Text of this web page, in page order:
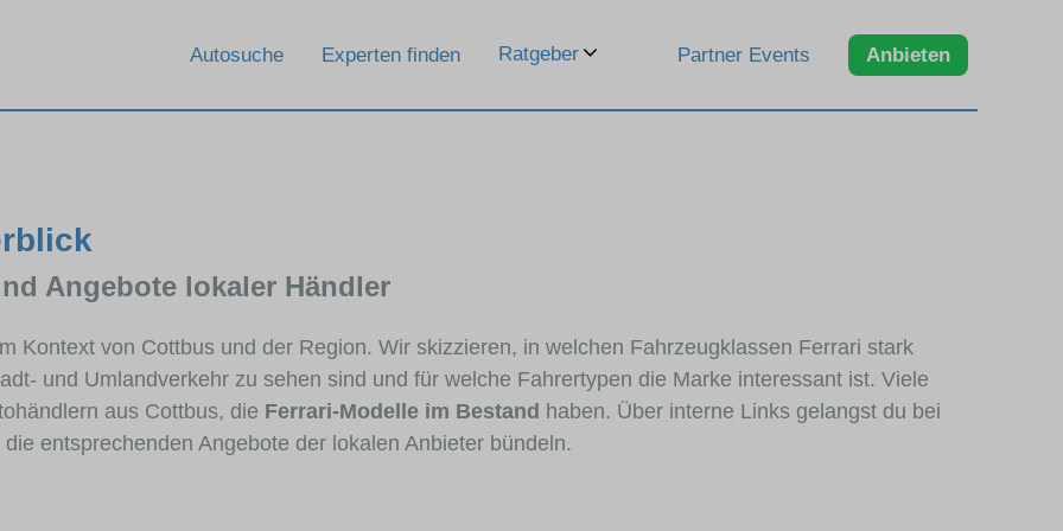
Autosuche Experten finden Ratgeber Partner Events Anbieten
Angebote lokaler Händler
Kontext von Cottbus und der Region. Wir skizzieren, in welchen Fahrzeugklassen Ferrari stark
und Umlandverkehr zu sehen sind und für welche Fahrertypen die Marke interessant ist. Viele
aus Cottbus, die Ferrari-Modelle im Bestand haben. Über interne Links gelangst du bei
die entsprechenden Angebote der lokalen Anbieter bündeln.